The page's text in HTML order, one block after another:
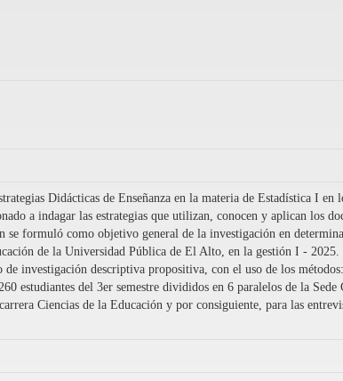
Didácticas de Enseñanza en la materia de Estadística I en
a indagar las estrategias que utilizan, conocen y aplican los
formuló como objetivo general de la investigación en
de la Universidad Pública de El Alto, en la gestión I -
investigación descriptiva propositiva, con el uso de los
estudiantes del 3er semestre divididos en 6 paralelos de la
Ciencias de la Educación y por consiguiente, para las